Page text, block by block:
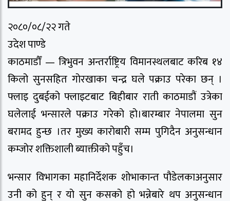
२०८०/०८/२२ गते
उदेश पाण्डे
काठमाडौँ — त्रिभुवन अन्तर्राष्ट्रिय विमानस्थलबाट करिब १४
किलो सुनसहित गोरखाका चन्द्र घले पक्राउ परेका छन् ।
फ्लाइ दुबईको फ्लाइटबाट बिहीबार राती काठमाडौं उत्रेका
घलेलाई भन्सारले पक्राउ गरेको हो।बारम्बार नेपालमा सुन
बरामद हुन्छ ।तर मुख्य कारोबारी सम्म पुगिदैन अनुसन्धान
कम्जोर शक्तिशाली ब्याक्तीको पहुँच।
भन्सार विभागका महानिर्देशक शोभाकान्त पौडेलकाअनुसार
उनी को हुन् र यो सुन कसको हो भन्नेबारे थप अनुसन्धान